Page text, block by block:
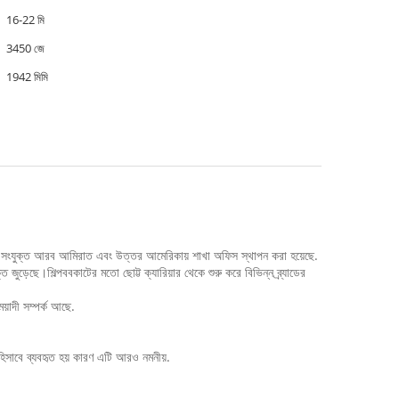
16-22 মি
3450 জে
1942 মিমি
সংযুক্ত আরব আমিরাত এবং উত্তর আমেরিকায় শাখা অফিস স্থাপন করা হয়েছে.
জুড়েছে।শিল্পববকাটের মতো ছোট্ট ক্যারিয়ার থেকে শুরু করে বিভিন্ন ব্র্যাডের
সম্পর্ক আছে.
ব্যবহৃত হয় কারণ এটি আরও নমনীয়.